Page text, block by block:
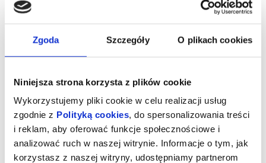
Zgoda Szczegóły O plikach cookies
Niniejsza strona korzysta z plików cookie
Wykorzystujemy pliki cookie w celu realizacji usług
zgodnie z Polityką cookies, do spersonalizowania treści
i reklam, aby oferować funkcje społecznościowe i
analizować ruch w naszej witrynie. Informacje o tym, jak
korzystasz z naszej witryny, udostępniamy partnerom